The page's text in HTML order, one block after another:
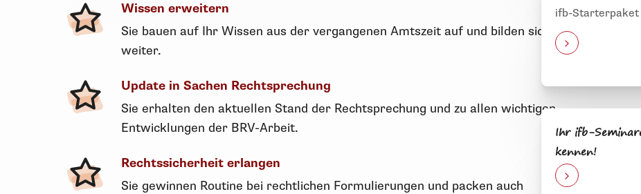
ifb-Starterpaket
Ihr ifb-
kennen!
Wissen erweitern
Sie bauen auf Ihr Wissen aus der vergangenen Amtszeit auf und bilden sich
weiter.
Update in Sachen Rechtsprechung
Sie erhalten den aktuellen Stand der Rechtsprechung und zu allen wichtigen
Entwicklungen der BRV-Arbeit.
Rechtssicherheit erlangen
Sie gewinnen Routine bei rechtlichen Formulierungen und packen auch